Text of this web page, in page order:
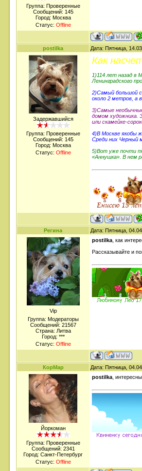
Группа: Проверенные
Сообщений: 145
Город: Москва
Статус: Offline
postilka Дата: Пятница,
Задержавшийся
Группа: Проверенные
Сообщений: 145
Город: Москва
Статус: Offline
Как
1)114 лет назад в
Ленинградского
2)Самый большой
около 2 метров, а
3)Самые
домом художника.
или скамейке-
4)В Москве якобы
Среди них Черный
5)Вот уже почти
«Аннушка». В нем
Регина Дата: Пятница,
Viр
Группа: Модераторы
Сообщений: 21567
Страна: Литва
Город: ***
Статус: Offline
postilka , как
Рассказывайте и
КорМар Дата: Пятница,
Йоркоман
Группа: Проверенные
Сообщений: 2341
Город: Санкт-Петербург
Статус: Offline
postilka ,